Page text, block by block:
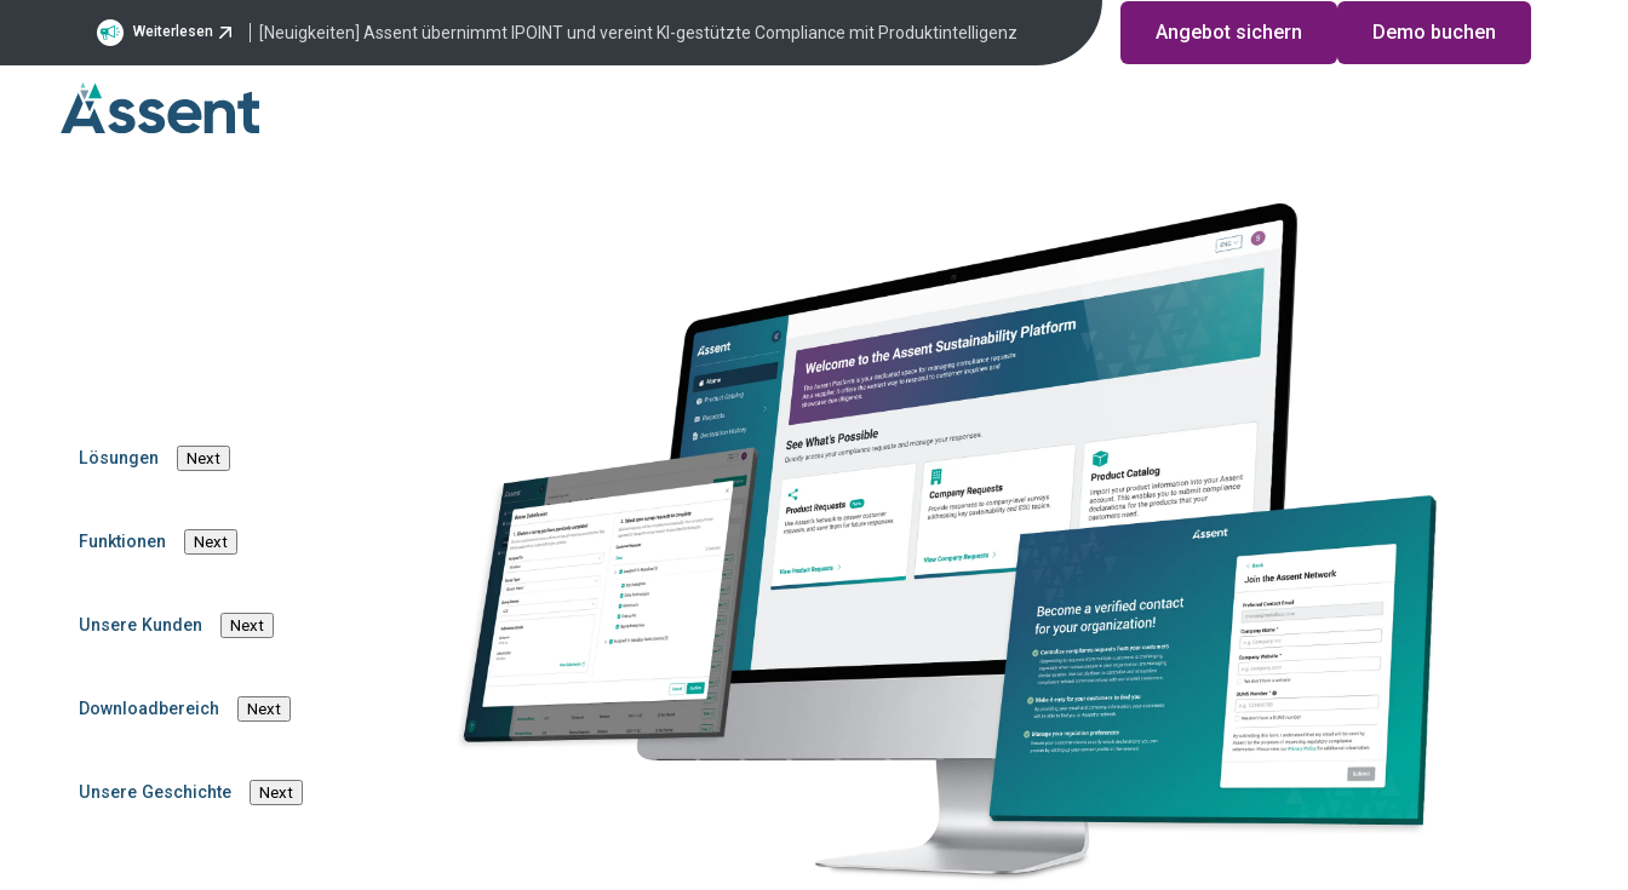
Weiterlesen [Neuigkeiten] Assent übernimmt IPOINT und vereint KI-gestützte Compliance mit Produktintelligenz Angebot sichern Demo buchen
Lösungen Next
Funktionen Next
Unsere Kunden Next
Downloadbereich Next
Unsere Geschichte Next
Fallstudie
LEDVANCE: Anpassung an die
Kreislaufwirtschaft
Als die SCIP-Datenbank (SCIP steht für „Substances of Concern In articles, as such or
in complex objects (Products)“) veröffentlicht wurde, war für den branchenführenden
Beleuchtungshersteller LEDVANCE klar, dass man den Veränderungen in Bezug auf
Vorschriften und Anforderungen nur mit Unterstützung Gerecht werden könnte.
Angesichts eines prognostizierten Zeitbedarfs von 15 Minuten pro Teil für das
Einpflegen in die Datenbank, entschied sich das Unternehmen mit einem
Produktionsvolumen von 10.000 Teilen für Assent als SCIP-Datenbank-Lösung.